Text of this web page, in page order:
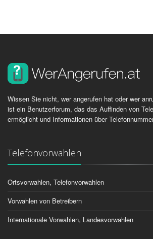
Wissen Sie nicht, wer angerufen hat oder wer
ist ein Benutzerforum, das das Auffinden von
ermöglicht und Informationen über
Telefonvorwahlen
Ortsvorwahlen, Telefonvorwahlen
Vorwahlen von Betreibern
Internationale Vorwahlen, Landesvorwahlen